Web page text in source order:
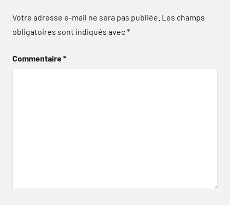
Votre adresse e-mail ne sera pas publiée. Les champs
obligatoires sont indiqués avec*
Commentaire*